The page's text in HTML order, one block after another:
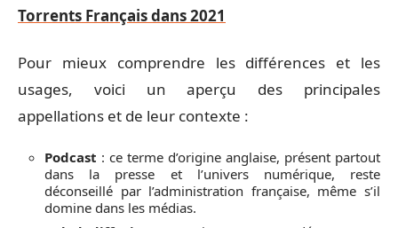
Torrents Français dans 2021
Pour mieux comprendre les différences et les
usages, voici un aperçu des principales
appellations et de leur contexte :
Podcast : ce terme d’origine anglaise, présent partout
dans la presse et l’univers numérique, reste
déconseillé par l’administration française, même s’il
domine dans les médias.